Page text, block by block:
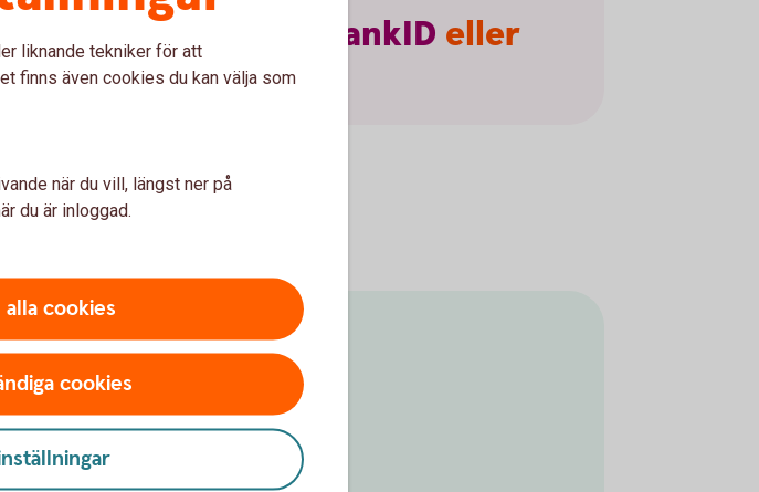
Använd inte BankID eller
ellerkortuppgifter.
din
liknande tekniker för att
finns även cookies du kan välja som
när du vill, längst ner på
du är inloggad.
alla cookies
cookies